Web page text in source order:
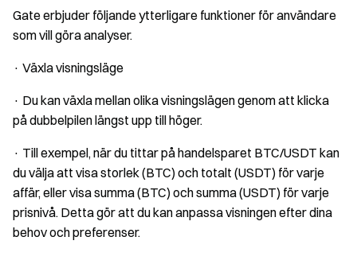
Gate erbjuder följande ytterligare funktioner för användare
som vill göra analyser.
· Växla visningsläge
· Du kan växla mellan olika visningslägen genom att klicka
på dubbelpilen längst upp till höger.
· Till exempel, när du tittar på handelsparet BTC/USDT kan
du välja att visa storlek (BTC) och totalt (USDT) för varje
affär, eller visa summa (BTC) och summa (USDT) för varje
prisnivå. Detta gör att du kan anpassa visningen efter dina
behov och preferenser.